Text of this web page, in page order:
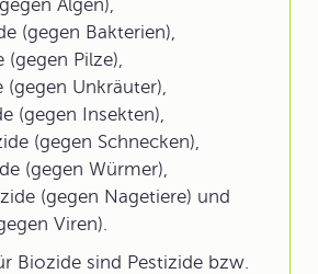
Algen),
(gegen Bakterien),
(gegen Pilze),
(gegen Unkräuter),
(gegen Insekten),
(gegen Schnecken),
(gegen Würmer),
(gegen Nagetiere) und
Viren).
Biozide sind Pestizide bzw.